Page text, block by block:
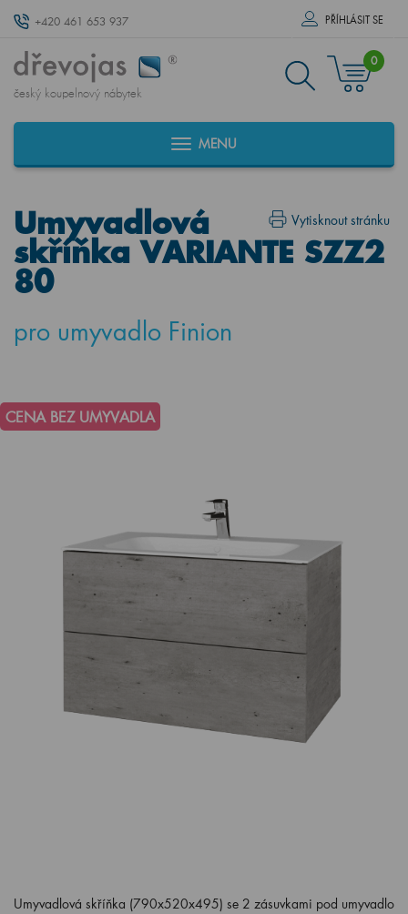
+420 461 653 937 PŘÍHLÁSIT SE
český koupelnový nábytek
0
MENU
Vytisknout stránku
Umyvadlová
skříňka VARIANTE SZZ2
80
pro umyvadlo Finion
CENA BEZ UMYVADLA
Umyvadlová skříňka (790x520x495) se 2 zásuvkami pod umyvadlo